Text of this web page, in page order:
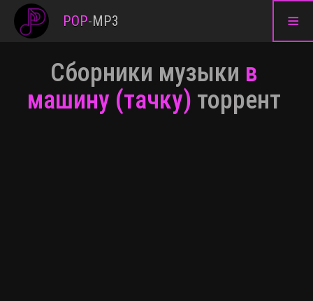
≡
POP-MP3
Сборники музыки в
машину (тачку) торрент